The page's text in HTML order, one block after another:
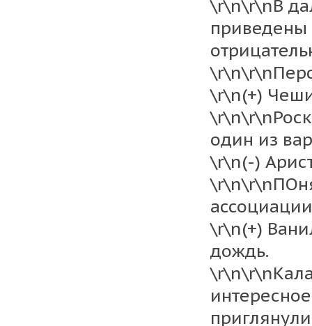
\r\n\r\nВ
приведены
\r\n(+)
один из
\r\n(-)
\r\n(+)
дождь.